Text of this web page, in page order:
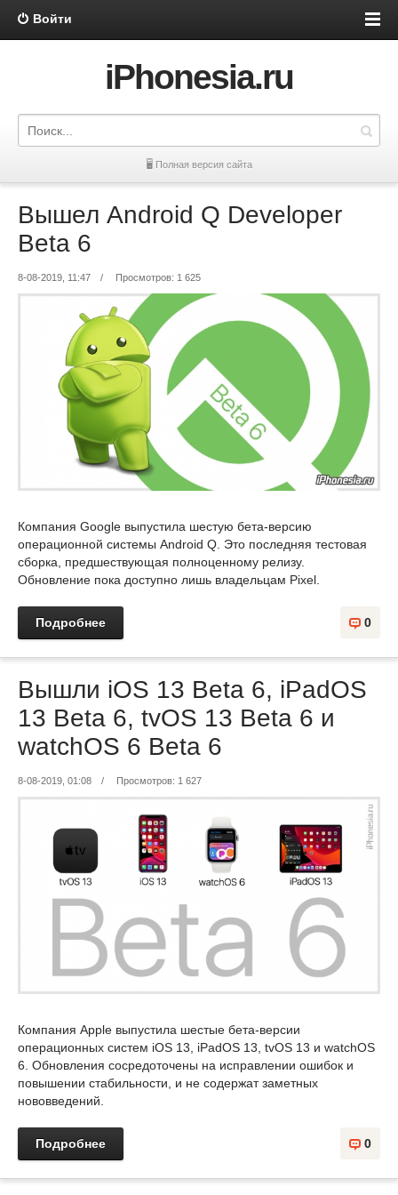
Войти
iPhonesia.ru
🖥 Полная версия сайта
Вышел Android Q Developer
Beta 6
8-08-2019, 11:47 / Просмотров: 1 625
Компания Google выпустила шестую бета-версию
операционной системы Android Q. Это последняя тестовая
сборка, предшествующая полноценному релизу.
Обновление пока доступно лишь владельцам Pixel.
Подробнее 0
Вышли iOS 13 Beta 6, iPadOS
13 Beta 6, tvOS 13 Beta 6 и
watchOS 6 Beta 6
8-08-2019, 01:08 / Просмотров: 1 627
Компания Apple выпустила шестые бета-версии
операционных систем iOS 13, iPadOS 13, tvOS 13 и watchOS
6. Обновления сосредоточены на исправлении ошибок и
повышении стабильности, и не содержат заметных
нововведений.
Подробнее 0